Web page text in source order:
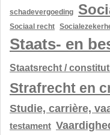
schadevergoeding
Sociaal recht
Staats- en
Staatsrecht /
Strafrecht en
Studie, carrière,
testament